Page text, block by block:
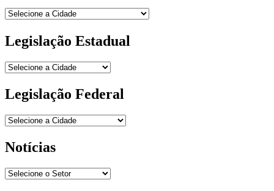
Legislação Estadual
Legislação Federal
Notícias